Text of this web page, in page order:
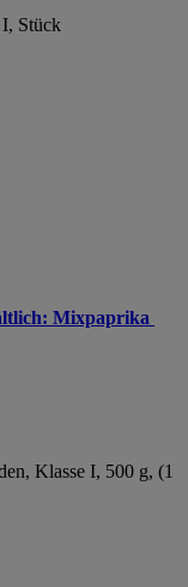
I, Stück
Mixpaprika
Klasse I, 500 g, (1